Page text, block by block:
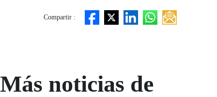
Compartir :
Más noticias de